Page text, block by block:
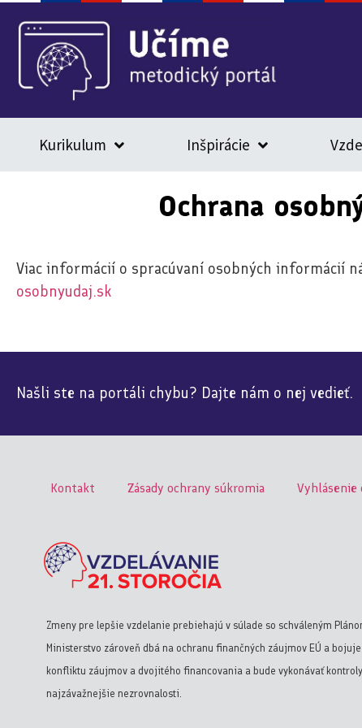
Kurikulum Inšpirácie
Ochrana
Viac informácií o spracúvaní osobných informácií
osobnyudaj.sk
Našli ste na portáli chybu? Dajte nám o nej vedieť.
Kontakt Zásady ochrany súkromia
Zmeny pre lepšie vzdelanie prebiehajú v súlade so schváleným
Ministerstvo zároveň dbá na ochranu finančných záujmov EÚ a
konfliktu záujmov a dvojitého financovania a bude vykonávať
najzávažnejšie nezrovnalosti.